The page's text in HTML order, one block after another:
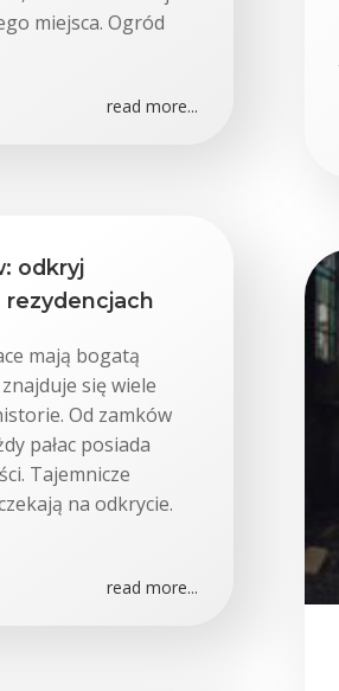
miejsca. Ogród
read more...
odkryj
mają bogatą
się wiele
Od zamków
pałac posiada
Tajemnicze
na odkrycie.
read more...